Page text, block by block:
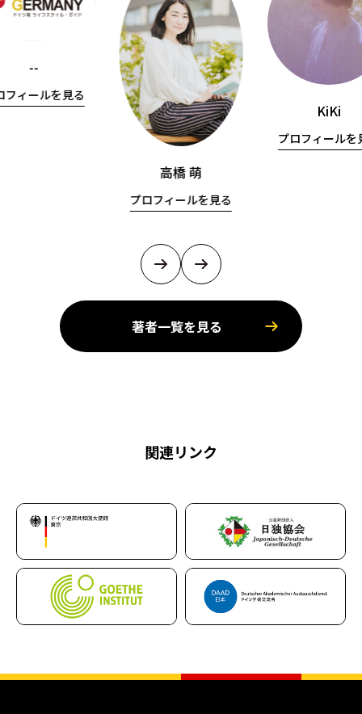
--
フィールを見る
高橋 萌
プロフィールを見る
KiKi
プロフィールを
著者一覧を見る
関連リンク